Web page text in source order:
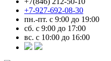
+7-927-692-08-30
пн.-пт. с 9:00 до 19:00
сб. с 9:00 до 17:00
вс. с 10:00 до 16:00